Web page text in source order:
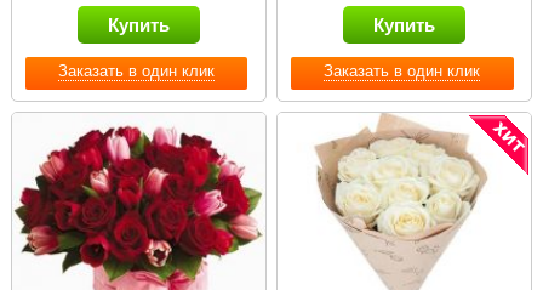
Заказать в один клик
Купить
Заказать в один клик
Купить